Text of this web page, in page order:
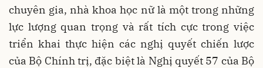
chuyên gia, nhà khoa học nữ là một trong những
lực lượng quan trọng và rất tích cực trong việc
triển khai thực hiện các nghị quyết chiến lược
của Bộ Chính trị, đặc biệt là Nghị quyết 57 của Bộ